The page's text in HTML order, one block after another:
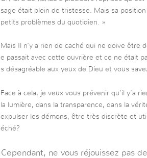
sage était plein de tristesse. Mais sa
petits problèmes du quotidien. »
Mais Il n’y a rien de caché qui ne doive être
e passait avec cette ouvrière et ce ne était
s désagréable aux yeux de Dieu et vous
Face à cela, je veux vous prévenir qu’il y’a
la lumière, dans la transparence, dans la
expulser les démons, être très discrète et
éché?
Cependant, ne vous réjouissez pas